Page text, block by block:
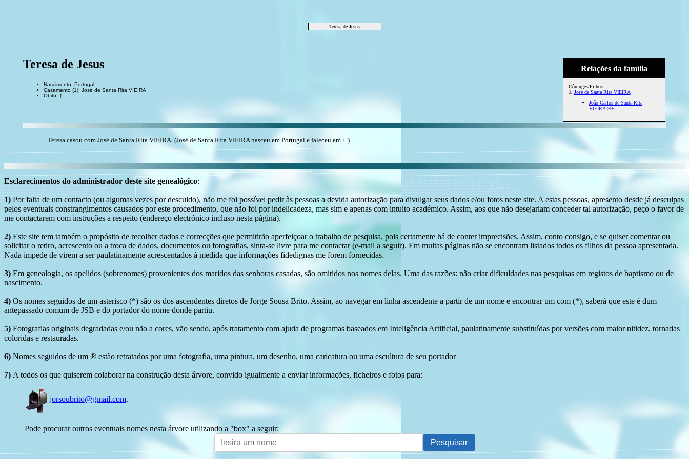
Teresa de Jesus
Relações da família
Cônjuges/Filhos:
1. José de Santa Rita VIEIRA
João Carlos de Santa Rita
VIEIRA ®+
Teresa de Jesus
Nascimento: Portugal
Casamento (1): José de Santa Rita VIEIRA
Óbito: †
Teresa casou com José de Santa Rita VIEIRA. (José de Santa Rita VIEIRA nasceu em Portugal e faleceu em †.)
Esclarecimentos do administrador deste site genealógico:
1) Por falta de um contacto (ou algumas vezes por descuido), não me foi possível pedir às pessoas a devida autorização para divulgar seus dados e/ou fotos neste site. A estas pessoas, apresento desde já desculpas
pelos eventuais constrangimentos causados por este procedimento, que não foi por indelicadeza, mas sim e apenas com intuito académico. Assim, aos que não desejariam conceder tal autorização, peço o favor de
me contactarem com instruções a respeito (endereço electrónico incluso nesta página).
2) Este site tem também o propósito de recolher dados e correcções que permitirão aperfeiçoar o trabalho de pesquisa, pois certamente há de conter imprecisões. Assim, conto consigo, e se quiser comentar ou
solicitar o retiro, acrescento ou a troca de dados, documentos ou fotografias, sinta-se livre para me contactar (e-mail a seguir). Em muitas páginas não se encontram listados todos os filhos da pessoa apresentada.
Nada impede de virem a ser paulatinamente acrescentados à medida que informações fidedignas me forem fornecidas.
3) Em genealogia, os apelidos (sobrenomes) provenientes dos maridos das senhoras casadas, são omitidos nos nomes delas. Uma das razões: não criar dificuldades nas pesquisas em registos de baptismo ou de
nascimento.
4) Os nomes seguidos de um asterisco (*) são os dos ascendentes diretos de Jorge Sousa Brito. Assim, ao navegar em linha ascendente a partir de um nome e encontrar um com (*), saberá que este é dum
antepassado comum de JSB e do portador do nome donde partiu.
5) Fotografias originais degradadas e/ou não a cores, vão sendo, após tratamento com ajuda de programas baseados em Inteligência Artificial, paulatinamente substituídas por versões com maior nitidez, tornadas
coloridas e restauradas.
6) Nomes seguidos de um ® estão retratados por uma fotografia, uma pintura, um desenho, uma caricatura ou uma escultura de seu portador
7) A todos os que quiserem colaborar na construção desta árvore, convido igualmente a enviar informações, ficheiros e fotos para:
jorsoubrito@gmail.com.
Pode procurar outros eventuais nomes nesta árvore utilizando a "box" a seguir: